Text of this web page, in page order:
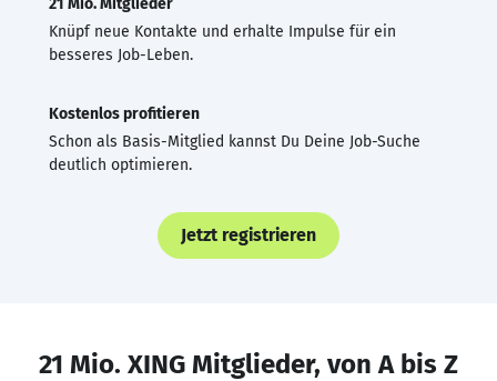
Knüpf neue Kontakte und erhalte Impulse für ein
besseres Job-Leben.
Kostenlos profitieren
Schon als Basis-Mitglied kannst Du Deine Job-Suche
deutlich optimieren.
Jetzt registrieren
21 Mio. XING Mitglieder, von A bis Z